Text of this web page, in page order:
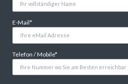
Pflichtfeld
E-Mail*
Pflichtfeld
Telefon / Mobile*